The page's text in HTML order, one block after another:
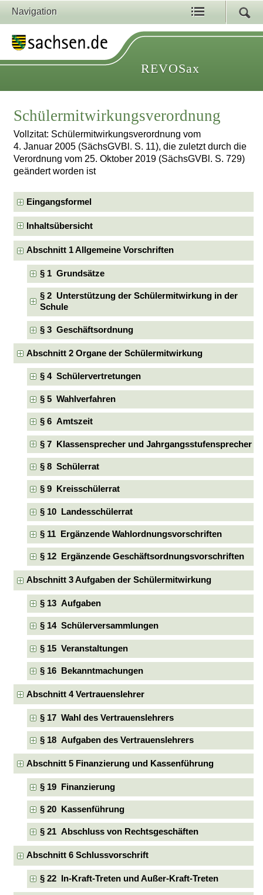
Navigation
REVOSax
Schülermitwirkungsverordnung
Vollzitat: Schülermitwirkungsverordnung vom
4. Januar 2005 (SächsGVBl. S. 11), die zuletzt durch die
Verordnung vom 25. Oktober 2019 (SächsGVBl. S. 729)
geändert worden ist
Eingangsformel
Inhaltsübersicht
Abschnitt 1 Allgemeine Vorschriften
§ 1 Grundsätze
§ 2 Unterstützung der Schülermitwirkung in der
Schule
§ 3 Geschäftsordnung
Abschnitt 2 Organe der Schülermitwirkung
§ 4 Schülervertretungen
§ 5 Wahlverfahren
§ 6 Amtszeit
§ 7 Klassensprecher und Jahrgangsstufensprecher
§ 8 Schülerrat
§ 9 Kreisschülerrat
§ 10 Landesschülerrat
§ 11 Ergänzende Wahlordnungsvorschriften
§ 12 Ergänzende Geschäftsordnungsvorschriften
Abschnitt 3 Aufgaben der Schülermitwirkung
§ 13 Aufgaben
§ 14 Schülerversammlungen
§ 15 Veranstaltungen
§ 16 Bekanntmachungen
Abschnitt 4 Vertrauenslehrer
§ 17 Wahl des Vertrauenslehrers
§ 18 Aufgaben des Vertrauenslehrers
Abschnitt 5 Finanzierung und Kassenführung
§ 19 Finanzierung
§ 20 Kassenführung
§ 21 Abschluss von Rechtsgeschäften
Abschnitt 6 Schlussvorschrift
§ 22 In-Kraft-Treten und Außer-Kraft-Treten